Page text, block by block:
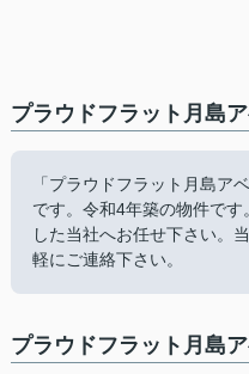
プラウドフラット月島
「プラウドフラット月島ア
です。令和4年築の物件で
した当社へお任せ下さい。
軽にご連絡下さい。
プラウドフラット月島